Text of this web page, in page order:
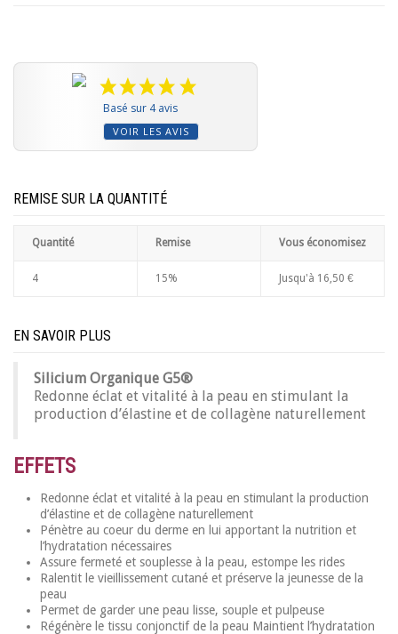
Basé sur 4 avis
VOIR LES AVIS
REMISE SUR LA QUANTITÉ
Quantité Remise Vous économisez
4 15% Jusqu'à 16,50 €
EN SAVOIR PLUS
Silicium Organique G5®
Redonne éclat et vitalité à la peau en stimulant la
production d’élastine et de collagène naturellement
EFFETS
Redonne éclat et vitalité à la peau en stimulant la production
d’élastine et de collagène naturellement
Pénètre au coeur du derme en lui apportant la nutrition et
l’hydratation nécessaires
Assure fermeté et souplesse à la peau, estompe les rides
Ralentit le vieillissement cutané et préserve la jeunesse de la
peau
Permet de garder une peau lisse, souple et pulpeuse
Régénère le tissu conjonctif de la peau Maintient l’hydratation